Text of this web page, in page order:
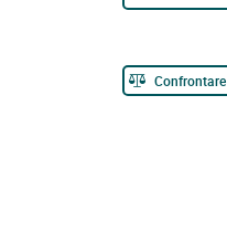
Confrontare